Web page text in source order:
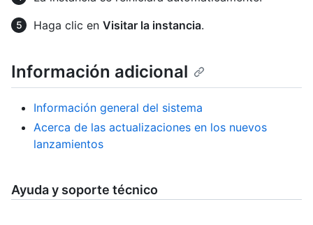
Haga clic en Visitar la instancia.
Información adicional
Información general del sistema
Acerca de las actualizaciones en los nuevos
lanzamientos
Ayuda y soporte técnico